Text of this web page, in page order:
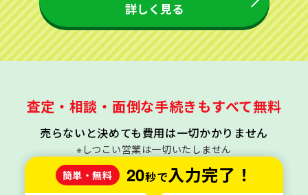
詳しく見る
査定・相談・面倒な手続きもすべて無料
売らないと決めても費用は一切かかりません
※しつこい営業は一切いたしません
簡単・無料
20秒で入力完了！